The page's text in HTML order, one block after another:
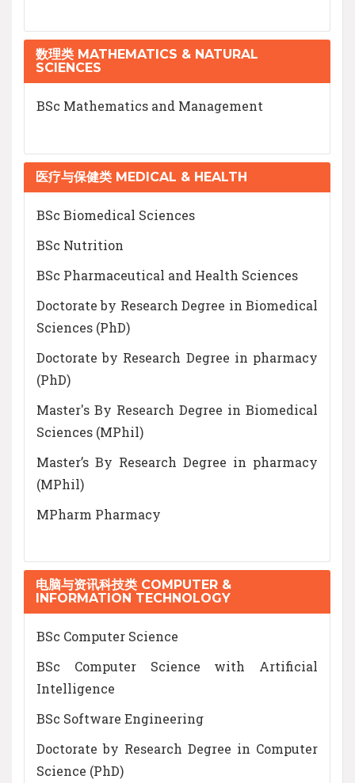
数理类 MATHEMATICS & NATURAL
SCIENCES
BSc Mathematics and Management
医疗与保健类 MEDICAL & HEALTH
BSc Biomedical Sciences
BSc Nutrition
BSc Pharmaceutical and Health Sciences
Doctorate by Research Degree in Biomedical
Sciences (PhD)
Doctorate by Research Degree in pharmacy
(PhD)
Master's By Research Degree in Biomedical
Sciences (MPhil)
Master’s By Research Degree in pharmacy
(MPhil)
MPharm Pharmacy
电脑与资讯科技类 COMPUTER &
INFORMATION TECHNOLOGY
BSc Computer Science
BSc Computer Science with Artificial
Intelligence
BSc Software Engineering
Doctorate by Research Degree in Computer
Science (PhD)